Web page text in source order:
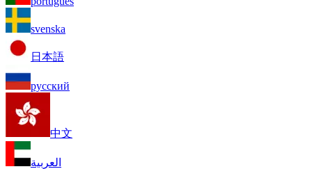
svenska
日本語
русский
中文
العربية